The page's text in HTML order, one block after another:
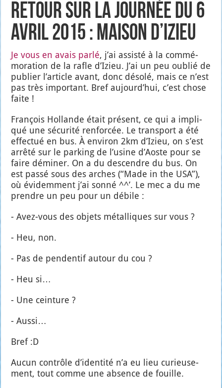
Retour sur la journée du 6
Avril 2015 : Maison d’Izieu
Je vous en avais par­lé, j’ai assis­té à la com­mé­
mo­ra­tion de la rafle d’I­zieu. J’ai un peu oublié de
publier l’ar­ticle avant, donc déso­lé, mais ce n’est
pas très impor­tant. Bref aujourd’­hui, c’est chose
faite !
Fran­çois Hol­lande était pré­sent, ce qui a impli­
qué une sécu­ri­té ren­for­cée. Le trans­port a été
effec­tué en bus. À envi­ron 2km d’I­zieu, on s’est
arrê­té sur le par­king de l’u­sine d’Aoste pour se
faire démi­ner. On a du des­cendre du bus. On
est pas­sé sous des arches (“Made in the USA”),
où évi­dem­ment j’ai son­né ^^’. Le mec a du me
prendre un peu pour un débile :
- Avez-vous des objets métal­liques sur vous ?
- Heu, non.
- Pas de pen­den­tif autour du cou ?
- Heu si…
- Une cein­ture ?
- Aus­si…
Bref :D
Aucun contrôle d’i­den­ti­té n’a eu lieu curieu­se­
ment, tout comme une absence de fouille.